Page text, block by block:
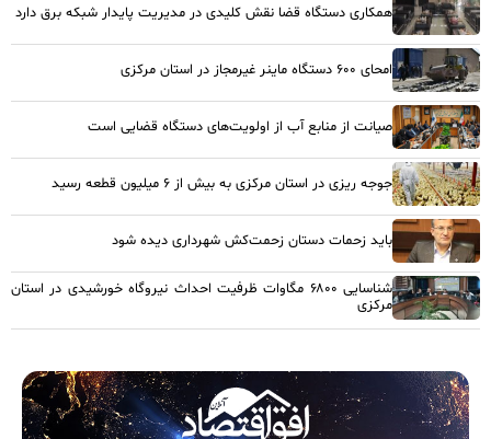
همکاری دستگاه قضا نقش کلیدی در مدیریت پایدار شبکه برق دارد
امحای ۶۰۰ دستگاه ماینر غیرمجاز در استان مرکزی
صیانت از منابع آب از اولویت‌های دستگاه قضایی است
جوجه ریزی در استان مرکزی به بیش از ۶ میلیون قطعه رسید
باید زحمات دستان زحمت‌کش شهرداری دیده شود
شناسایی ۶۸۰۰ مگاوات ظرفیت احداث نیروگاه خورشیدی در استان
مرکزی